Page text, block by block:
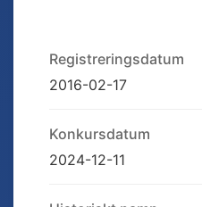
Registreringsdatum
2016-02-17
Konkursdatum
2024-12-11